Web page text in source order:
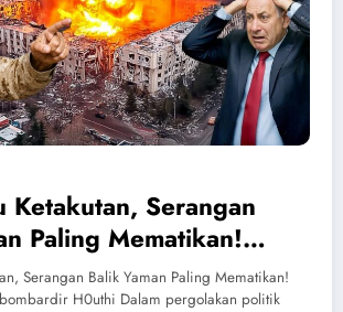
Ketakutan, Serangan
Paling Mematikan!
Dibombardir H0uthi
Serangan Balik Yaman Paling Mematikan!
H0uthi Dalam pergolakan politik